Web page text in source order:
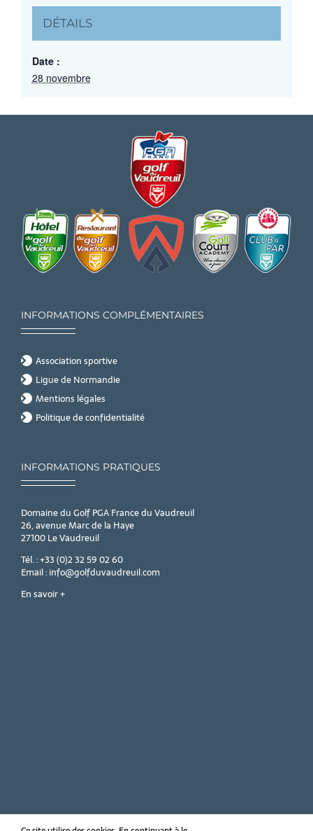
DÉTAILS
Date :
28 novembre
INFORMATIONS COMPLÉMENTAIRES
Association sportive
Ligue de Normandie
Mentions légales
Politique de confidentialité
INFORMATIONS PRATIQUES
Domaine du Golf PGA France du Vaudreuil
26, avenue Marc de la Haye
27100 Le Vaudreuil
Tél. : +33 (0)2 32 59 02 60
Email : info@golfduvaudreuil.com
En savoir +